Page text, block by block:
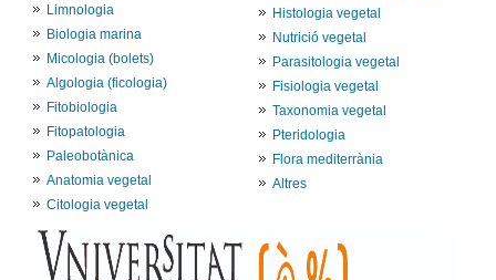
Limnologia
Biologia marina
Micologia (bolets)
Algologia (ficologia)
Fitobiologia
Fitopatologia
Paleobotànica
Anatomia vegetal
Citologia vegetal
Histologia vegetal
Nutrició vegetal
Parasitologia vegetal
Fisiologia vegetal
Taxonomia vegetal
Pteridologia
Flora mediterrània
Altres